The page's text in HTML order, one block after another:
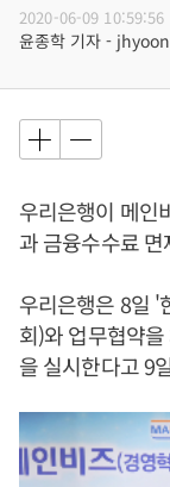
2020-06-09 10:59:56
윤종학 기자 -
우리은행이 메인
과 금융수수료
우리은행은 8일 '
회)와 업무협약
을 실시한다고 9